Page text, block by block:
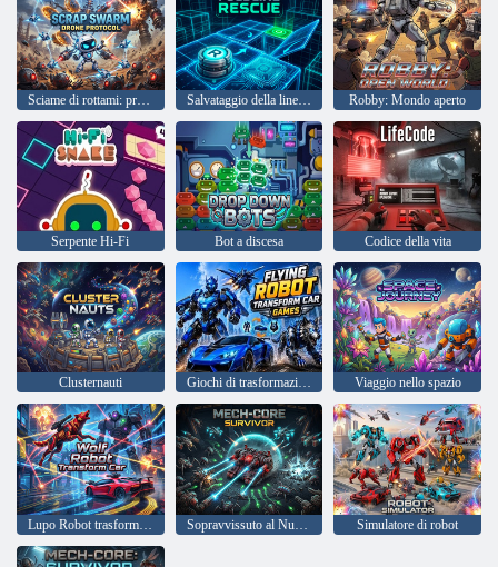
Salvataggio della linea di piegatura Robby: Mondo aperto
Serpente Hi-Fi Bot a discesa Codice della vita
Clusternauti Giochi di trasformazione di robot volanti Viaggio nello spazio
Lupo Robot trasforma l'auto Sopravvissuto al Nucleo Mech Simulatore di robot